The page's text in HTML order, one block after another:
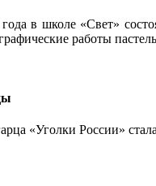
в школе «Свет»
работы
«Уголки России» стала